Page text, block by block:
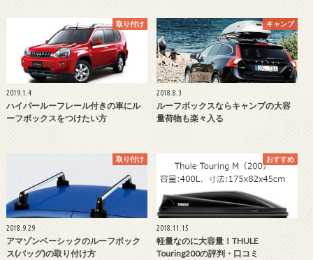
取り付け
2019.1.4
ハイパールーフレール付きの車にル
ーフボックスをつけたい方
キャンプ
2018.8.3
ルーフボックスならキャンプの大容
量荷物も楽々入る
取り付け
2018.9.29
アマゾンベーシックのルーフボック
ス(バッグ)の取り付け方
おすすめ
2018.11.15
軽量なのに大容量！THULE
Touring200の評判・口コミ